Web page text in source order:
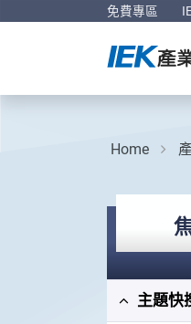
免費專區
Home
主題快